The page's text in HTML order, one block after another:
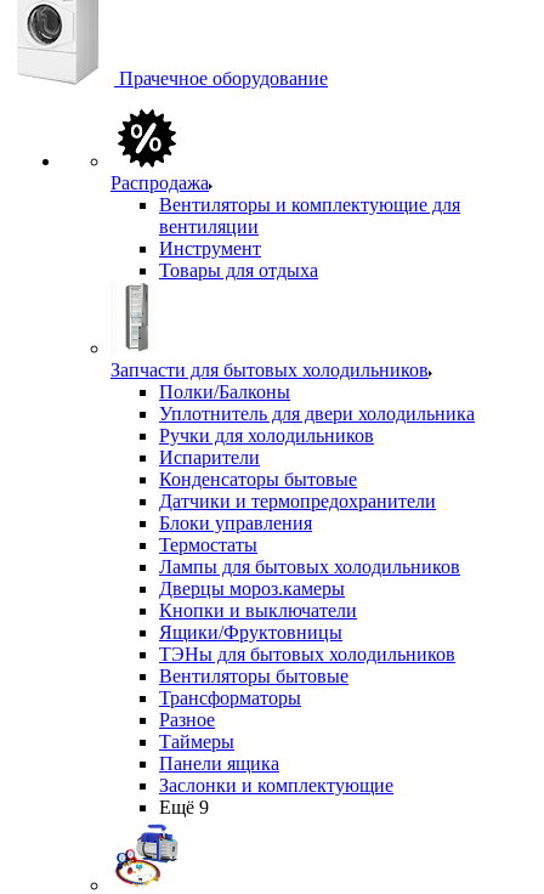
Прачечное оборудование
Распродажа
Вентиляторы и комплектующие для
вентиляции
Инструмент
Товары для отдыха
Запчасти для бытовых холодильников
Полки/Балконы
Уплотнитель для двери холодильника
Ручки для холодильников
Испарители
Конденсаторы бытовые
Датчики и термопредохранители
Блоки управления
Термостаты
Лампы для бытовых холодильников
Дверцы мороз.камеры
Кнопки и выключатели
Ящики/Фруктовницы
ТЭНы для бытовых холодильников
Вентиляторы бытовые
Трансформаторы
Разное
Таймеры
Панели ящика
Заслонки и комплектующие
Ещё 9